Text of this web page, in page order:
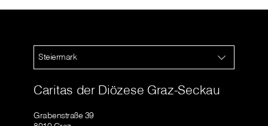
Steiermark
Caritas der Diözese Graz-Seckau
Grabenstraße 39